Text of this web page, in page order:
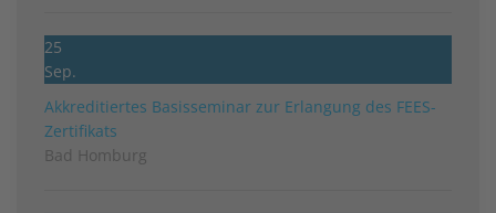
25
Sep.
Akkreditiertes Basisseminar zur Erlangung des FEES-
Zertifikats
Bad Homburg